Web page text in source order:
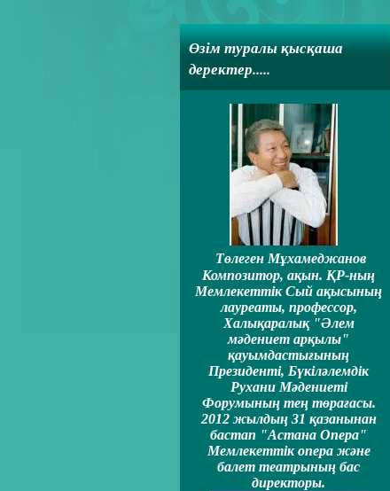
Өзім туралы қысқаша
деректер.....
Төлеген Мұхамеджанов
Композитор, ақын. ҚР-ның
Мемлекеттiк Сый ақысының
лауреаты, профессор,
Халықаралық "Әлем
мәдениет арқылы"
қауымдастығының
Президентi, Бүкiләлемдiк
Рухани Мәдениеті
Форумының тең төрағасы.
2012 жылдың 31 қазанынан
бастап "Астана Опера"
Мемлекеттiк опера және
балет театрының бас
директоры.